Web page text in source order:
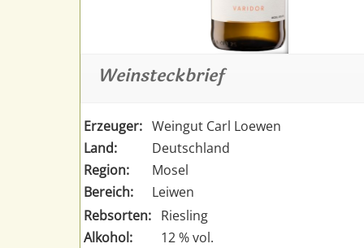
Weinsteckbrief
Erzeuger: Weingut Carl Loewen
Land:
Deutschland
Region:
Mosel
Bereich:
Leiwen
Rebsorten: Riesling
Alkohol:
12 % vol.